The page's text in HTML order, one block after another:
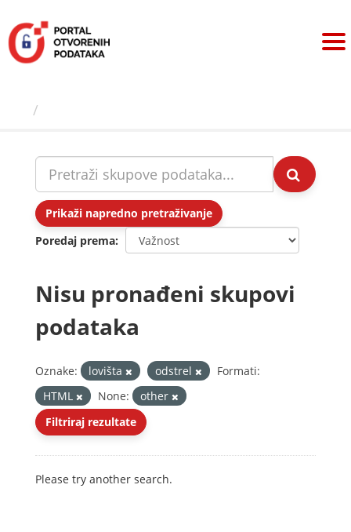
sadržaj
Prikaži napredno pretraživanje
Poredaj prema
Nisu pronađeni skupovi
podataka
Oznake: lovišta odstrel
Formati:
HTML
None:
other
Filtriraj rezultate
Please try another search.